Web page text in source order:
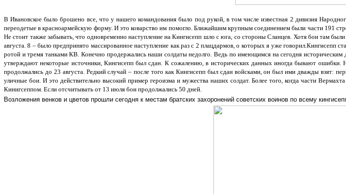
В Ивановское было брошено все, что у нашего командования было под рукой, в том числе известная 2 дивизия
переодетые в красноармейскую форму. И это коварство им помогло. Ближайшим крупным соединением были части 191
Не стоит также забывать, что одновременно наступление на Кингисепп шло с юга, со стороны Сланцев. Хотя бои там
августа. 8 – было предпринято массированное наступление как раз с 2 плацдармов, о которых я уже говорил.Кингисепп
ротой и тремя танками КВ. Конечно продержались наши солдаты недолго. Ведь по имеющимся на сегодня историческим
утверждают некоторые источники, Кингисепп был сдан. К сожалению, в исторических данных иногда бывают
продолжались до 23 августа. Редкий случай – после того как Кингисепп был сдан войсками, он был ими дважды взят:
уличные бои. И это действительно высокий пример героизма и мужества наших солдат. Более того, когда части
Кинигсеппом. Если отсчитывать от 13 июля бои продолжались 50 дней.
Возложения венков и цветов прошли сегодня к местам братских захоронений советских воинов по всему